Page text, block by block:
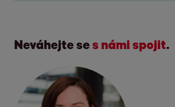
Neváhejte ses námi spojit.